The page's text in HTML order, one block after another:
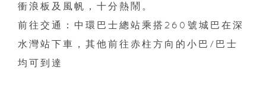
衝浪板及風帆，十分熱鬧。
前往交通：中環巴士總站乘搭260號城巴在深
水灣站下車，其他前往赤柱方向的小巴/巴士
均可到達